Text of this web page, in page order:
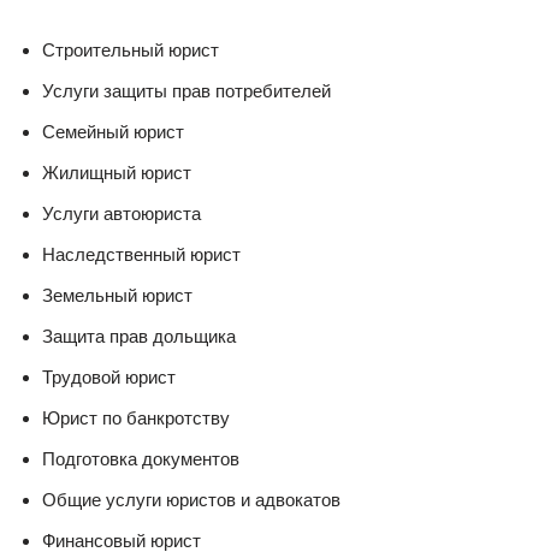
Строительный юрист
Услуги защиты прав потребителей
Семейный юрист
Жилищный юрист
Услуги автоюриста
Наследственный юрист
Земельный юрист
Защита прав дольщика
Трудовой юрист
Юрист по банкротству
Подготовка документов
Общие услуги юристов и адвокатов
Финансовый юрист